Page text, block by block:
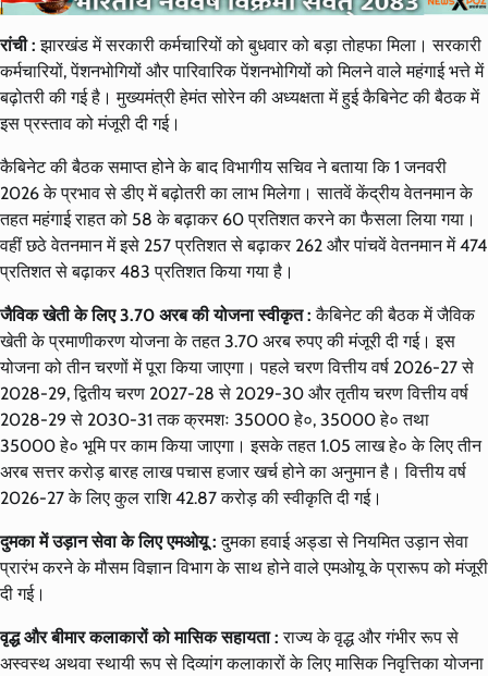
रांची :झारखंड में सरकारी कर्मचारियों को बुधवार को बड़ा तोहफा मिला। सरकारी
कर्मचारियों, पेंशनभोगियों और पारिवारिक पेंशनभोगियों को मिलने वाले महंगाई भत्ते में
बढ़ोतरी की गई है। मुख्यमंत्री हेमंत सोरेन की अध्यक्षता में हुई कैबिनेट की बैठक में
इस प्रस्ताव को मंजूरी दी गई।
कैबिनेट की बैठक समाप्त होने के बाद विभागीय सचिव ने बताया कि 1 जनवरी
2026 के प्रभाव से डीए में बढ़ोतरी का लाभ मिलेगा। सातवें केंद्रीय वेतनमान के
तहत महंगाई राहत को 58 के बढ़ाकर 60 प्रतिशत करने का फैसला लिया गया।
वहीं छठे वेतनमान में इसे 257 प्रतिशत से बढ़ाकर 262 और पांचवें वेतनमान में 474
प्रतिशत से बढ़ाकर 483 प्रतिशत किया गया है।
जैविक खेती के लिए 3.70 अरब की योजना स्वीकृत : कैबिनेट की बैठक में जैविक
खेती के प्रमाणीकरण योजना के तहत 3.70 अरब रुपए की मंजूरी दी गई। इस
योजना को तीन चरणों में पूरा किया जाएगा। पहले चरण वित्तीय वर्ष 2026-27 से
2028-29, द्वितीय चरण 2027-28 से 2029-30 और तृतीय चरण वित्तीय वर्ष
2028-29 से 2030-31 तक क्रमशः 35000 हे०, 35000 हे० तथा
35000 हे० भूमि पर काम किया जाएगा। इसके तहत 1.05 लाख हे० के लिए तीन
अरब सत्तर करोड़ बारह लाख पचास हजार खर्च होने का अनुमान है। वित्तीय वर्ष
2026-27 के लिए कुल राशि 42.87 करोड़ की स्वीकृति दी गई।
दुमका में उड़ान सेवा के लिए एमओयू :दुमका हवाई अड्डा से नियमित उड़ान सेवा
प्रारंभ करने के मौसम विज्ञान विभाग के साथ होने वाले एमओयू के प्रारूप को मंजूरी
दी गई।
वृद्ध और बीमार कलाकारों को मासिक सहायता :राज्य के वृद्ध और गंभीर रूप से
अस्वस्थ अथवा स्थायी रूप से दिव्यांग कलाकारों के लिए मासिक निवृत्तिका योजना